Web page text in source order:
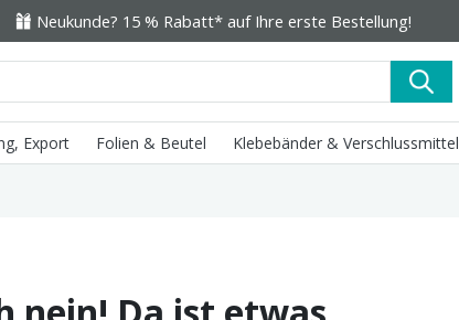
Neukunde? 15 % Rabatt* auf Ihre erste Bestellung!
Export Folien & Beutel Klebebänder & Verschlussmittel